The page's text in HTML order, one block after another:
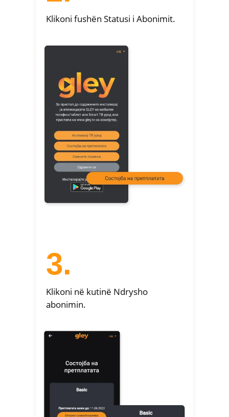
Klikoni fushën Statusi i Abonimit.
3.
Klikoni në kutinë Ndrysho
abonimin.